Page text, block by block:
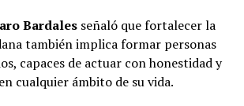
Bardalesseñaló que fortalecer la
también implica formar personas
capaces de actuar con honestidad y
cualquier ámbito de su vida.